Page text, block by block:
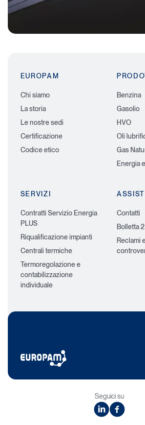
EUROPAM
Chi siamo
La storia
Le nostre sedi
Certificazione
Codice etico
Benzina
Gasolio
HVO
Oli
Gas
Energia
SERVIZI
Contratti Servizio Energia
PLUS
Riqualificazione impianti
Centrali termiche
Termoregolazione e
contabilizzazione
individuale
Contatti
Bolletta
Reclami
Seguici su
linkedinfacebook